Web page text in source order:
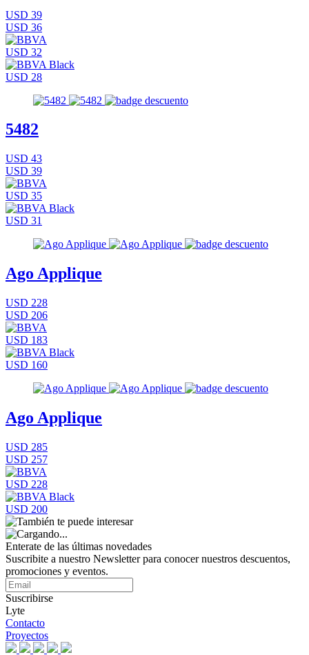
USD 39
USD 36
USD 32
USD 28
5482
USD 43
USD 39
USD 35
USD 31
Ago Applique
USD 228
USD 206
USD 183
USD 160
Ago Applique
USD 285
USD 257
USD 228
USD 200
Enterate de las últimas novedades
Suscribite a nuestro Newsletter para conocer nuestros descuentos,
promociones y eventos.
Suscribirse
Lyte
Contacto
Proyectos